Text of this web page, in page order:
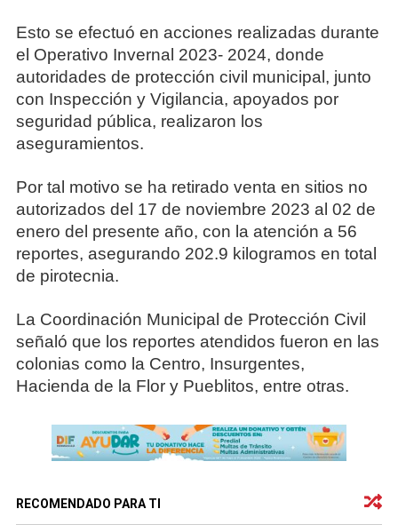
Esto se efectuó en acciones realizadas durante
el Operativo Invernal 2023- 2024, donde
autoridades de protección civil municipal, junto
con Inspección y Vigilancia, apoyados por
seguridad pública, realizaron los
aseguramientos.
Por tal motivo se ha retirado venta en sitios no
autorizados del 17 de noviembre 2023 al 02 de
enero del presente año, con la atención a 56
reportes, asegurando 202.9 kilogramos en total
de pirotecnia.
La Coordinación Municipal de Protección Civil
señaló que los reportes atendidos fueron en las
colonias como la Centro, Insurgentes,
Hacienda de la Flor y Pueblitos, entre otras.
RECOMENDADO PARA TI